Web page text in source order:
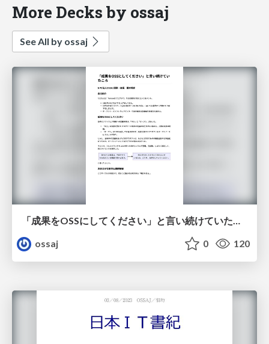
More Decks by ossaj
See All by ossaj
「成果をOSSにしてください」と言い続けていたころ
ossaj
0 120